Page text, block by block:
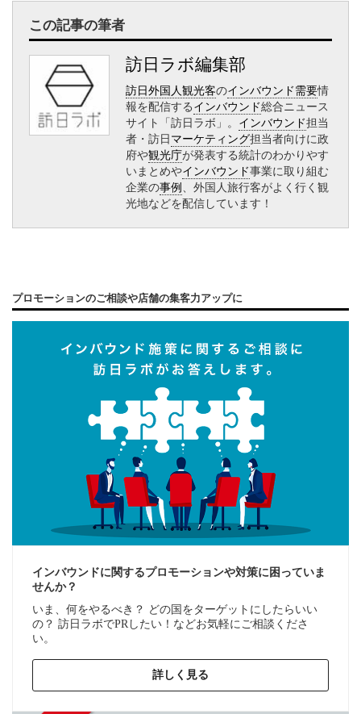
この記事の筆者
訪日ラボ編集部
訪日外国人観光客のインバウンド需要情
報を配信するインバウンド総合ニュース
サイト「訪日ラボ」。 インバウンド担当
者・訪日マーケティング担当者向けに政
府や観光庁が発表する統計のわかりやす
いまとめやインバウンド事業に取り組む
企業の事例、外国人旅行客がよく行く観
光地などを配信しています！
プロモーションのご相談や店舗の集客力アップに
インバウンドに関するプロモーションや対策に困っていま
せんか？
いま、何をやるべき？ どの国をターゲットにしたらいい
の？ 訪日ラボでPRしたい！などお気軽にご相談くださ
い。
詳しく見る